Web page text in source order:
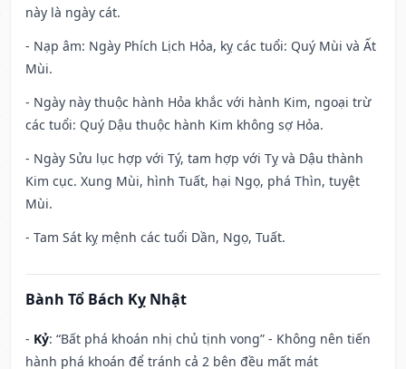
này là ngày cát.
- Nạp âm: Ngày Phích Lịch Hỏa, kỵ các tuổi: Quý Mùi và Ất
Mùi.
- Ngày này thuộc hành Hỏa khắc với hành Kim, ngoại trừ
các tuổi: Quý Dậu thuộc hành Kim không sợ Hỏa.
- Ngày Sửu lục hợp với Tý, tam hợp với Tỵ và Dậu thành
Kim cục. Xung Mùi, hình Tuất, hại Ngọ, phá Thìn, tuyệt
Mùi.
- Tam Sát kỵ mệnh các tuổi Dần, Ngọ, Tuất.
Bành Tổ Bách Kỵ Nhật
- Kỷ: “Bất phá khoán nhị chủ tịnh vong” - Không nên tiến
hành phá khoán để tránh cả 2 bên đều mất mát